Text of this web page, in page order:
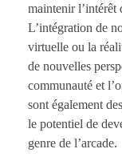
maintenir l’intérêt
L’intégration de
virtuelle ou la
de nouvelles
communauté et
sont également
le potentiel de
genre de l’arcade.